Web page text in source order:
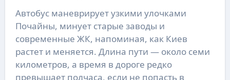
Автобус маневрирует узкими улочками
Почайны, минует старые заводы и
современные ЖК, напоминая, как Киев
растет и меняется. Длина пути — около семи
километров, а время в дороге редко
превышает полчаса, если не попасть в